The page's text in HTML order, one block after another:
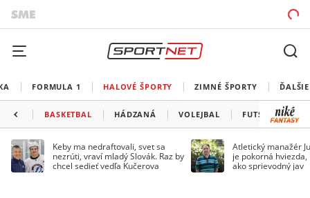
FORMULA 1 HALOVÉ ŠPORTY ZIMNÉ ŠPORTY
BASKETBAL HÁDZANÁ VOLEJBAL FUTSAL
Keby ma nedraftovali, svet sa
nezrúti, vraví mladý Slovák. Raz by
chcel sedieť vedľa Kučerova
Atletický manažér
je pokorná
ako sprievodný jav